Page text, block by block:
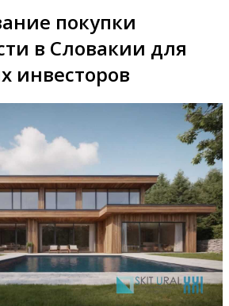
покупки
в Словакии для
инвесторов